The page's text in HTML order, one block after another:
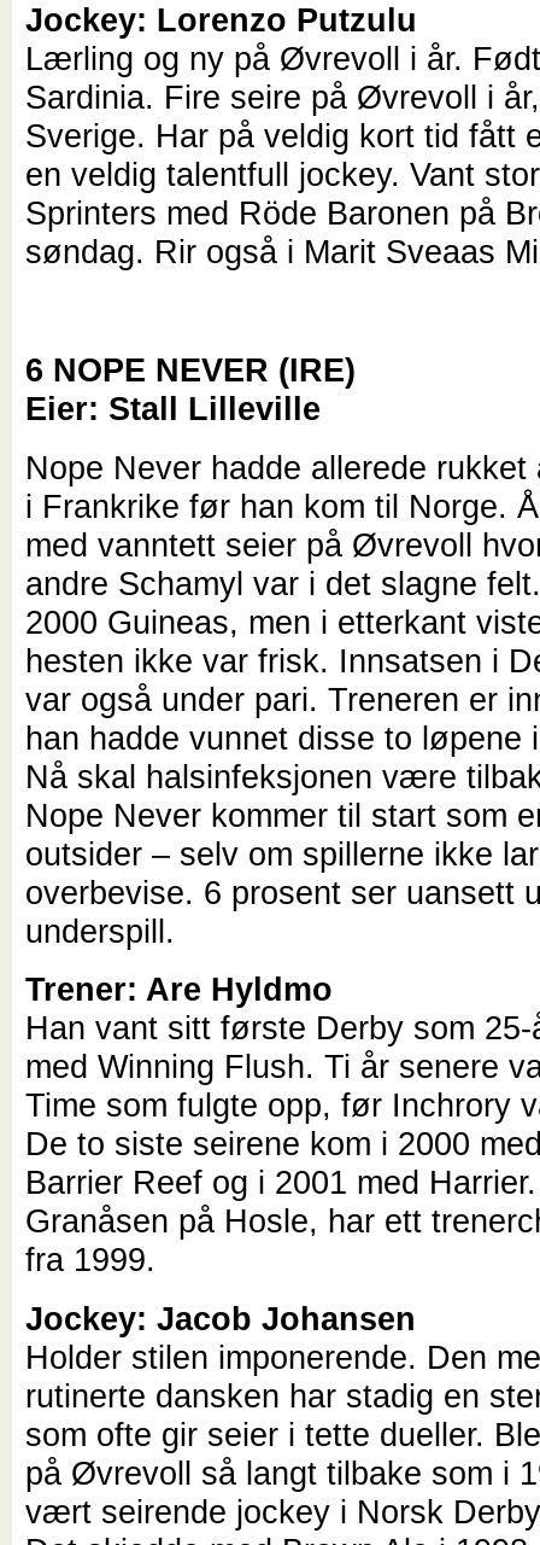
Jockey: Lorenzo Putzulu
Lærling og ny på Øvrevoll i år.
Sardinia. Fire seire på Øvrevoll i
Sverige. Har på veldig kort tid fått
en veldig talentfull jockey. Vant
Sprinters med Röde Baronen på
søndag. Rir også i Marit Sveaas
6 NOPE NEVER (IRE)
Eier: Stall Lilleville
Nope Never hadde allerede
i Frankrike før han kom til Norge.
med vanntett seier på Øvrevoll
andre Schamyl var i det slagne
2000 Guineas, men i etterkant
hesten ikke var frisk. Innsatsen i
var også under pari. Treneren er
han hadde vunnet disse to løpene
Nå skal halsinfeksjonen være
Nope Never kommer til start som
outsider – selv om spillerne ikke
overbevise. 6 prosent ser uansett
underspill.
Trener: Are Hyldmo
Han vant sitt første Derby som
med Winning Flush. Ti år senere
Time som fulgte opp, før Inchrory
De to siste seirene kom i 2000
Barrier Reef og i 2001 med
Granåsen på Hosle, har ett
fra 1999.
Jockey: Jacob Johansen
Holder stilen imponerende. Den
rutinerte dansken har stadig en
som ofte gir seier i tette dueller.
på Øvrevoll så langt tilbake som i
vært seirende jockey i Norsk